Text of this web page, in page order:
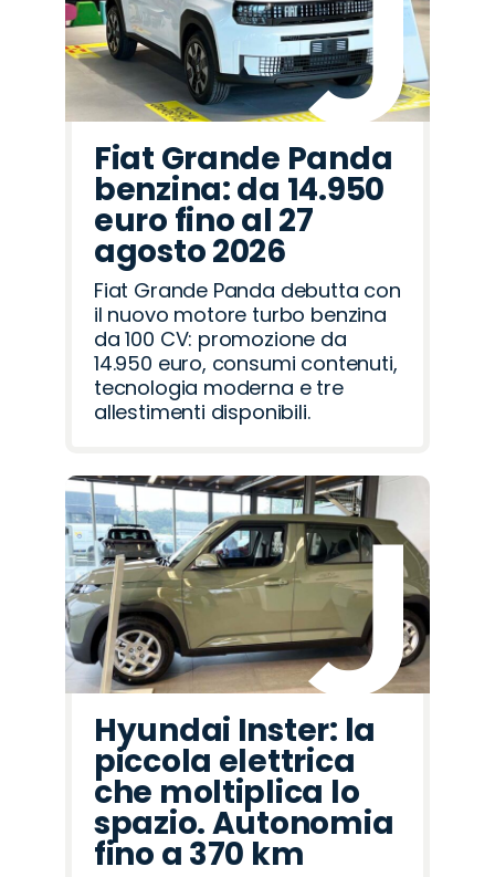
Fiat Grande Panda
benzina: da 14.950
euro fino al 27
agosto 2026
Fiat Grande Panda debutta con
il nuovo motore turbo benzina
da 100 CV: promozione da
14.950 euro, consumi contenuti,
tecnologia moderna e tre
allestimenti disponibili.
Hyundai Inster: la
piccola elettrica
che moltiplica lo
spazio. Autonomia
fino a 370 km